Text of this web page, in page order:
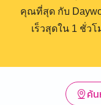
คุณที่สุด กับ
เร็วสุดใน 1 ชั่ว
ค้